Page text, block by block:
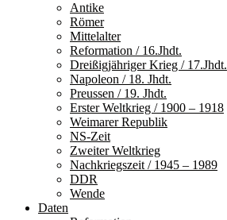
Antike
Römer
Mittelalter
Reformation / 16.Jhdt.
Dreißigjähriger Krieg / 17.Jhdt.
Napoleon / 18. Jhdt.
Preussen / 19. Jhdt.
Erster Weltkrieg / 1900 – 1918
Weimarer Republik
NS-Zeit
Zweiter Weltkrieg
Nachkriegszeit / 1945 – 1989
DDR
Wende
Daten